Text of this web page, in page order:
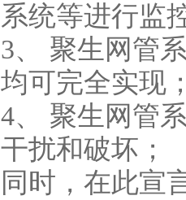
系统等进行监
3、 聚生网管
均可完全实现
4、 聚生网管
干扰和破坏；
同时，在此宣